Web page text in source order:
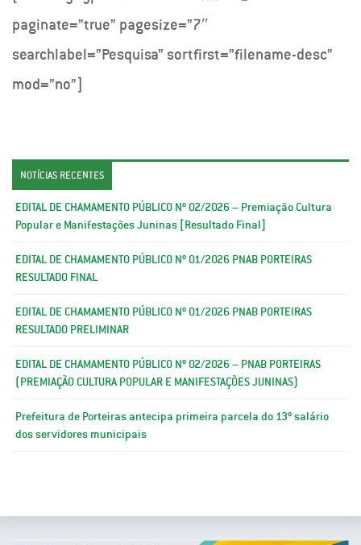
paginate=”true” pagesize=”7″
searchlabel=”Pesquisa” sortfirst=”filename-desc”
mod=”no”]
NOTÍCIAS RECENTES
EDITAL DE CHAMAMENTO PÚBLICO Nº 02/2026 – Premiação Cultura
Popular e Manifestações Juninas [Resultado Final]
EDITAL DE CHAMAMENTO PÚBLICO Nº 01/2026 PNAB PORTEIRAS
RESULTADO FINAL
EDITAL DE CHAMAMENTO PÚBLICO Nº 01/2026 PNAB PORTEIRAS
RESULTADO PRELIMINAR
EDITAL DE CHAMAMENTO PÚBLICO Nº 02/2026 – PNAB PORTEIRAS
(PREMIAÇÃO CULTURA POPULAR E MANIFESTAÇÕES JUNINAS)
Prefeitura de Porteiras antecipa primeira parcela do 13º salário
dos servidores municipais